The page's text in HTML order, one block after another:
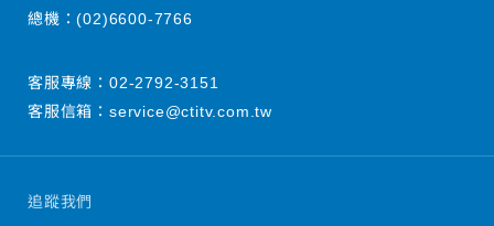
追蹤我們
總機：(02)6600-7766
客服專線： 02-2792-3151
客服信箱： service@ctitv.com.tw